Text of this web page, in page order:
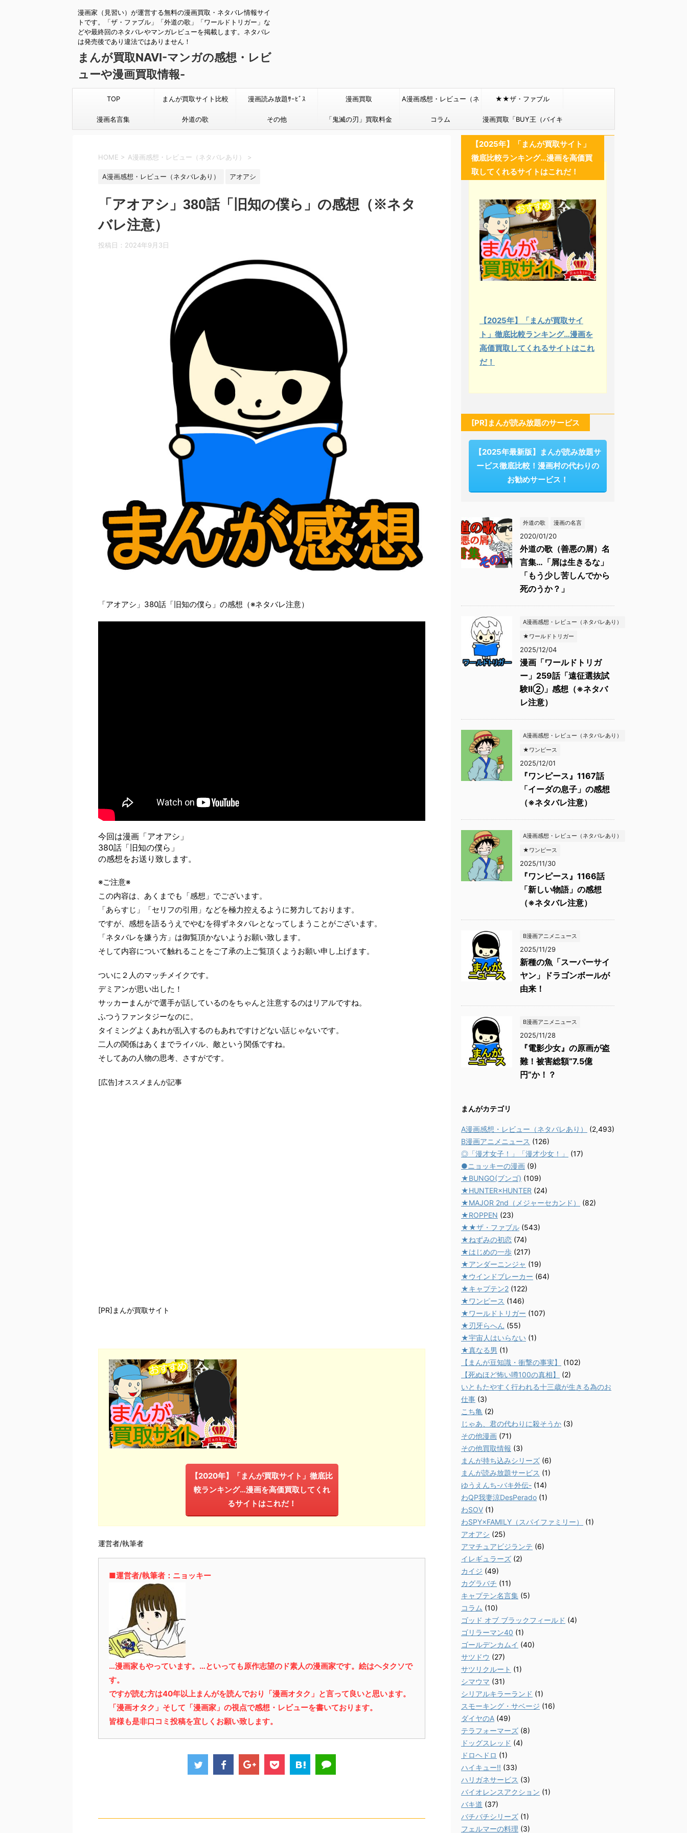
漫画家（見習い）が運営する無料の漫画買取・ネタバレ情報サイ
トです。「ザ・ファブル」「外道の歌」「ワールドトリガー」な
どや最終回のネタバレやマンガレビューを掲載します。ネタバレ
は発売後であり違法ではありません！
まんが買取NAVI-マンガの感想・レビ
ューや漫画買取情報-
TOP まんが買取サイト比較 漫画読み放題ｻｰﾋﾞｽ 漫画買取 A漫画感想・レビュー（ネ
タバレあり）
★★ザ・ファブル
漫画名言集 外道の歌 その他 「鬼滅の刃」買取料金 コラム 漫画買取「BUY王（バイキ
ング）」
HOME > A漫画感想・レビュー（ネタバレあり） >
A漫画感想・レビュー（ネタバレあり） アオアシ
「アオアシ」380話「旧知の僕ら」の感想（※ネタ
バレ注意）
投稿日： 2024年9月3日
「アオアシ」380話「旧知の僕ら」の感想（※ネタバレ注意）
今回は漫画「アオアシ」
380話「旧知の僕ら」
の感想をお送り致します。
※ご注意※
この内容は、あくまでも「感想」でございます。
「あらすじ」「セリフの引用」などを極力控えるように努力しております。
ですが、感想を語るうえでやむを得ずネタバレとなってしまうことがございます。
「ネタバレを嫌う方」は御覧頂かないようお願い致します。
そして内容について触れることをご了承の上ご覧頂くようお願い申し上げます。
ついに２人のマッチメイクです。
デミアンが思い出した！
サッカーまんがで選手が話しているのをちゃんと注意するのはリアルですね。
ふつうファンタジーなのに。
タイミングよくあれが乱入するのもあれですけどない話じゃないです。
二人の関係はあくまでライバル、敵という関係ですね。
そしてあの人物の思考、さすがです。
[広告]オススメまんが記事
[PR]まんが買取サイト
【2020年】「まんが買取サイト」徹底比
較ランキング…漫画を高価買取してくれ
るサイトはこれだ！
運営者/執筆者
■運営者/執筆者：ニョッキー
…漫画家もやっています。…といっても原作志望のド素人の漫画家です。絵はヘタクソで
す。
ですが読む方は40年以上まんがを読んでおり「漫画オタク」と言って良いと思います。
「漫画オタク」そして「漫画家」の視点で感想・レビューを書いております。
皆様も是非口コミ投稿を宜しくお願い致します。
【2025年】「まんが買取サイト」
徹底比較ランキング…漫画を高価買
取してくれるサイトはこれだ！
【2025年】「まんが買取サイ
ト」徹底比較ランキング…漫画を
高価買取してくれるサイトはこれ
だ！
[PR]まんが読み放題のサービス
【2025年最新版】まんが読み放題サ
ービス徹底比較！漫画村の代わりの
お勧めサービス！
外道の歌 漫画の名言
2020/01/20
外道の歌（善悪の屑）名
言集…「屑は生きるな」
「もう少し苦しんでから
死のうか？」
A漫画感想・レビュー（ネタバレあり）
★ワールドトリガー
2025/12/04
漫画「ワールドトリガ
ー」259話「遠征選抜試
験Ⅱ②」感想（※ネタバ
レ注意）
A漫画感想・レビュー（ネタバレあり）
★ワンピース
2025/12/01
『ワンピース』1167話
「イーダの息子」の感想
（※ネタバレ注意）
A漫画感想・レビュー（ネタバレあり）
★ワンピース
2025/11/30
『ワンピース』1166話
「新しい物語」の感想
（※ネタバレ注意）
B漫画アニメニュース
2025/11/29
新種の魚「スーパーサイ
ヤン」ドラゴンボールが
由来！
B漫画アニメニュース
2025/11/28
『電影少女』の原画が盗
難！被害総額“7.5億
円”か！？
まんがカテゴリ
A漫画感想・レビュー（ネタバレあり）
(2,493)
B漫画アニメニュース (126)
◎「漫才女子！」「漫才少女！」
(17)
●ニョッキーの漫画 (9)
★BUNGO(ブンゴ) (109)
★HUNTER×HUNTER (24)
★MAJOR 2nd（メジャーセカンド）
(82)
★ROPPEN (23)
★★ザ・ファブル (543)
★ねずみの初恋 (74)
★はじめの一歩 (217)
★アンダーニンジャ (19)
★ウインドブレーカー (64)
★キャプテン2 (122)
★ワンピース (146)
★ワールドトリガー (107)
★刃牙らへん (55)
★宇宙人はいらない (1)
★真なる男 (1)
【まんが豆知識・衝撃の事実】
(102)
【死ぬほど怖い噂100の真相】
(2)
いともたやすく行われる十三歳が生きる為のお
仕事 (3)
こち亀 (2)
じゃあ、君の代わりに殺そうか (3)
その他漫画 (71)
その他買取情報 (3)
まんが持ち込みシリーズ (6)
まんが読み放題サービス (1)
ゆうえんち-バキ外伝- (14)
わQP我妻涼DesPerado (1)
わSOV (1)
わSPY×FAMILY（スパイファミリー）
(1)
アオアシ (25)
アマチュアビジランテ (6)
イレギュラーズ (2)
カイジ (49)
カグラバチ (11)
キャプテン名言集 (5)
コラム (10)
ゴッド オブ ブラックフィールド (4)
ゴリラーマン40 (1)
ゴールデンカムイ (40)
サツドウ (27)
サツリクルート (1)
シマウマ (31)
シリアルキラーランド (1)
スモーキング・サベージ (16)
ダイヤのA (49)
テラフォーマーズ (8)
ドッグスレッド (4)
ドロヘドロ (1)
ハイキュー!! (33)
ハリガネサービス (3)
バイオレンスアクション (1)
バキ道 (37)
バチバチシリーズ (1)
フェルマーの料理 (3)